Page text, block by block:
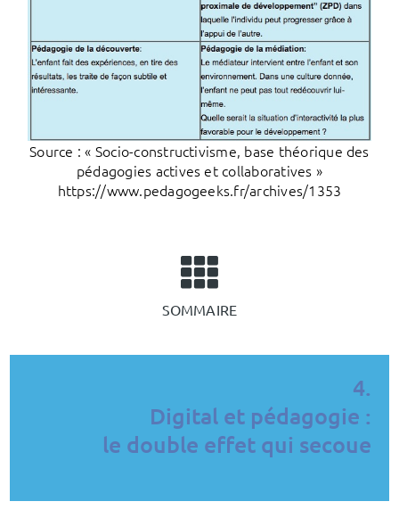
Source : « Socio-constructivisme, base théorique des
pédagogies actives et collaboratives »
https://www.pedagogeeks.fr/archives/1353
SOMMAIRE
4.
Digital et pédagogie :
le double effet qui secoue